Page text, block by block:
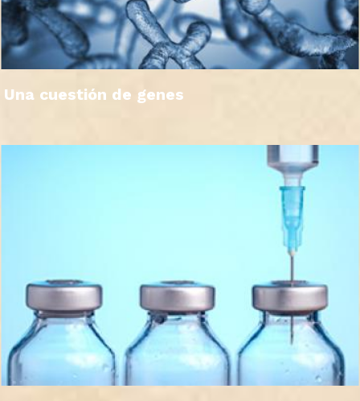
Una cuestión de genes